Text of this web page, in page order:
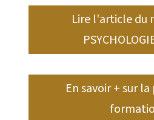
Lire l'article du
En savoir + sur